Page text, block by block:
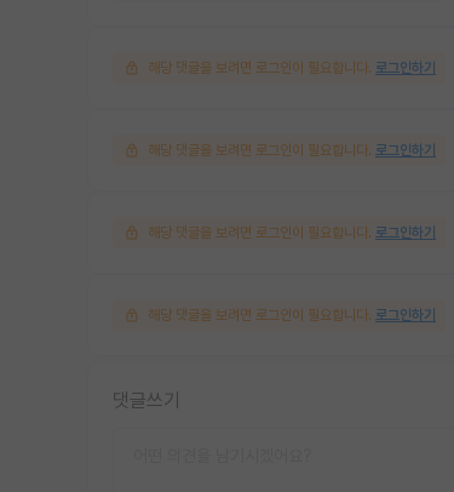
해당 댓글을 보려면 로그인이 필요합니다. 로그인하기
해당 댓글을 보려면 로그인이 필요합니다. 로그인하기
해당 댓글을 보려면 로그인이 필요합니다. 로그인하기
해당 댓글을 보려면 로그인이 필요합니다. 로그인하기
댓글쓰기